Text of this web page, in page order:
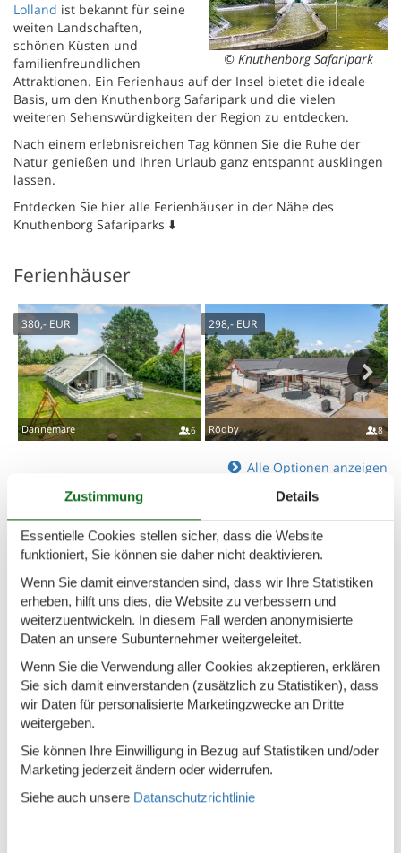
© Knuthenborg Safaripark
Lolland ist bekannt für seine
weiten Landschaften,
schönen Küsten und
familienfreundlichen
Attraktionen. Ein Ferienhaus auf der Insel bietet die ideale
Basis, um den Knuthenborg Safaripark und die vielen
weiteren Sehenswürdigkeiten der Region zu entdecken.
Nach einem erlebnisreichen Tag können Sie die Ruhe der
Natur genießen und Ihren Urlaub ganz entspannt ausklingen
lassen.
Entdecken Sie hier alle Ferienhäuser in der Nähe des
Knuthenborg Safariparks ⬇️
Ferienhäuser
380,- EUR
Dannemare 6
298,- EUR
Rödby 8
Alle Optionen anzeigen
Angebote und Rabatte auf
Urlaubserlebnisse
Zustimmung Details
Essentielle Cookies stellen sicher, dass die Website
funktioniert, Sie können sie daher nicht deaktivieren.
Wenn Sie damit einverstanden sind, dass wir Ihre Statistiken
erheben, hilft uns dies, die Website zu verbessern und
weiterzuentwickeln. In diesem Fall werden anonymisierte
Daten an unsere Subunternehmer weitergeleitet.
Wenn Sie die Verwendung aller Cookies akzeptieren, erklären
Sie sich damit einverstanden (zusätzlich zu Statistiken), dass
wir Daten für personalisierte Marketingzwecke an Dritte
weitergeben.
Sie können Ihre Einwilligung in Bezug auf Statistiken und/oder
Marketing jederzeit ändern oder widerrufen.
Siehe auch unsere Datanschutzrichtlinie